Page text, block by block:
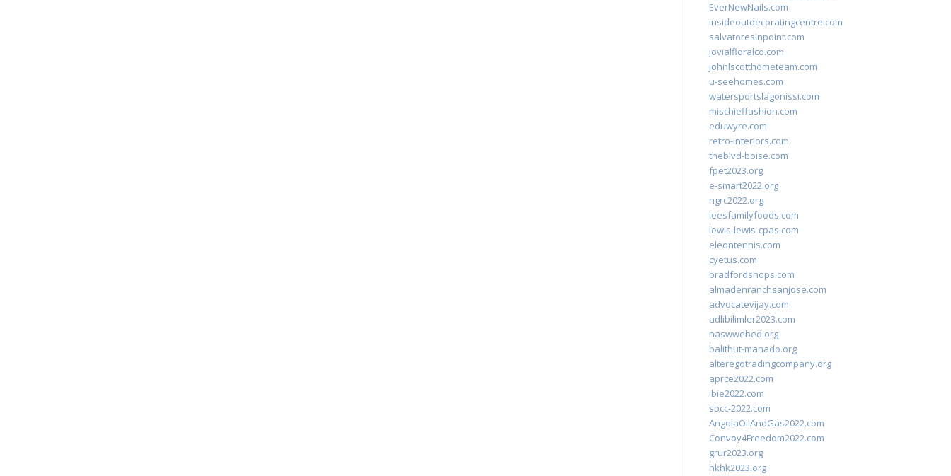
EverNewNails.com
insideoutdecoratingcentre.com
salvatoresinpoint.com
jovialfloralco.com
johnlscotthometeam.com
u-seehomes.com
watersportslagonissi.com
mischieffashion.com
eduwyre.com
retro-interiors.com
theblvd-boise.com
fpet2023.org
e-smart2022.org
ngrc2022.org
leesfamilyfoods.com
lewis-lewis-cpas.com
eleontennis.com
cyetus.com
bradfordshops.com
almadenranchsanjose.com
advocatevijay.com
adlibilimler2023.com
naswwebed.org
balithut-manado.org
alteregotradingcompany.org
aprce2022.com
ibie2022.com
sbcc-2022.com
AngolaOilAndGas2022.com
Convoy4Freedom2022.com
grur2023.org
hkhk2023.org